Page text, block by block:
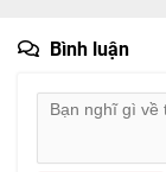
Bình luận